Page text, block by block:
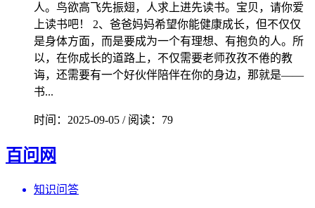
人。鸟欲高飞先振翅，人求上进先读书。宝贝，请你爱
上读书吧！ 2、爸爸妈妈希望你能健康成长，但不仅仅
是身体方面，而是要成为一个有理想、有抱负的人。所
以，在你成长的道路上，不仅需要老师孜孜不倦的教
诲，还需要有一个好伙伴陪伴在你的身边，那就是——
书...
时间：2025-09-05 / 阅读：79
百问网
知识问答